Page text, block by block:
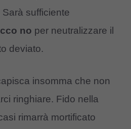
Sarà sufficiente
no per neutralizzare il
deviato.
insomma che non
ringhiare. Fido nella
rimarrà mortificato